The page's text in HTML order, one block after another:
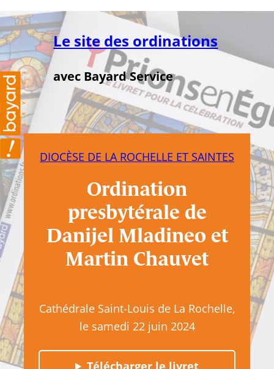
Aller
au
contenu
Le site des ordinations
avec Bayard Service
DIOCÈSE DE LA ROCHELLE ET SAINTES
Ordination
presbytérale de
Danijel Mladineo et
Martin Chauvet
Cathédrale Saint-Louis de La Rochelle,
le samedi 22 juin 2024
Télécharger le livret